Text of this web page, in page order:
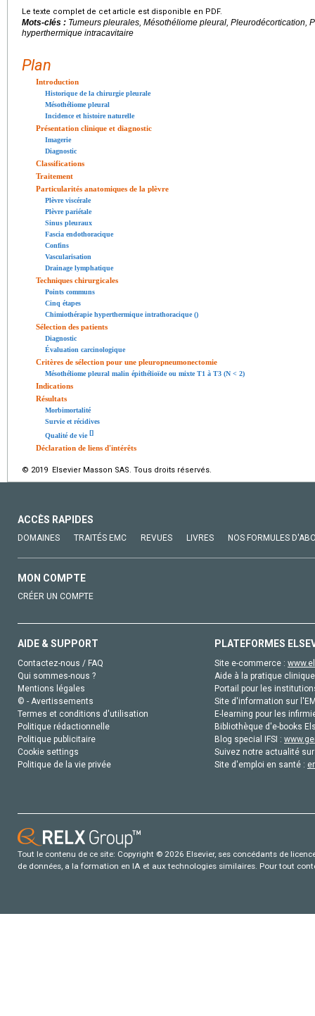
Le texte complet de cet article est disponible en PDF.
Mots-clés : Tumeurs pleurales, Mésothéliome pleural, Pleurodécortication,
hyperthermique intracavitaire
Plan
Introduction
Historique de la chirurgie pleurale
Mésothéliome pleural
Incidence et histoire naturelle
Présentation clinique et diagnostic
Imagerie
Diagnostic
Classifications
Traitement
Particularités anatomiques de la plèvre
Plèvre viscérale
Plèvre pariétale
Sinus pleuraux
Fascia endothoracique
Confins
Vascularisation
Drainage lymphatique
Techniques chirurgicales
Points communs
Cinq étapes
Chimiothérapie hyperthermique intrathoracique ()
Sélection des patients
Diagnostic
Évaluation carcinologique
Critères de sélection pour une pleuropneumonectomie
Mésothéliome pleural malin épithélioïde ou mixte T1 à T3 (N < 2)
Indications
Résultats
Morbimortalité
Survie et récidives
Qualité de vie[]
Déclaration de liens d'intérêts
© 2019 Elsevier Masson SAS. Tous droits réservés.
ACCÈS RAPIDES
DOMAINES TRAITÉS EMC REVUES LIVRES NOS FORMULES
MON COMPTE
CRÉER UN COMPTE
AIDE & SUPPORT
Contactez-nous / FAQ
Qui sommes-nous ?
Mentions légales
© - Avertissements
Termes et conditions d'utilisation
Politique rédactionnelle
Politique publicitaire
Cookie settings
Politique de la vie privée
PLATEFORMES
Site e-commerce :
Aide à la pratique
Portail pour les
Site d'information sur
E-learning pour les
Bibliothèque d'e-books
Blog special IFSI :
Suivez notre actualité
Site d'emploi en santé :
Tout le contenu de ce site: Copyright © 2026 Elsevier, ses concédants de
de données, a la formation en IA et aux technologies similaires. Pour tout